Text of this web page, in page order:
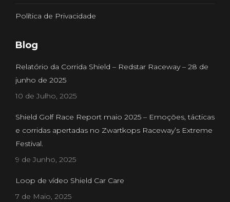
Política de Privacidade
Blog
Relatório da Corrida Shield – Redstar Raceway – 28 de
junho de 2025
10 de Julho, 2025
Shield Golf Race Report maio 2025 – Emoções, tácticas
e corridas apertadas no Zwartkops Raceway’s Extreme
Festival.
9 de Junho, 2025
Loop de vídeo Shield Car Care
7 de Maio, 2025